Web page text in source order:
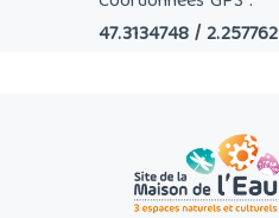
47.3134748 / 2.257762